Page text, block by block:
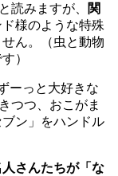
読みますが、
関
様のような特殊
ん。（虫と動物
）
ーっと大好きな
つつ、おこがま
ン」をハンドル
さんたちが「な